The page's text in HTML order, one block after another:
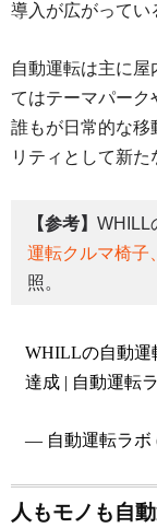
導入が広がってい
自動運転は主に
てはテーマパーク
誰もが日常的な移
リティとして新た
【参考】 WHILL
運転クルマ椅子
照。
WHILLの自動運
達成 | 自動運転
— 自動運転ラボ
人もモノも自